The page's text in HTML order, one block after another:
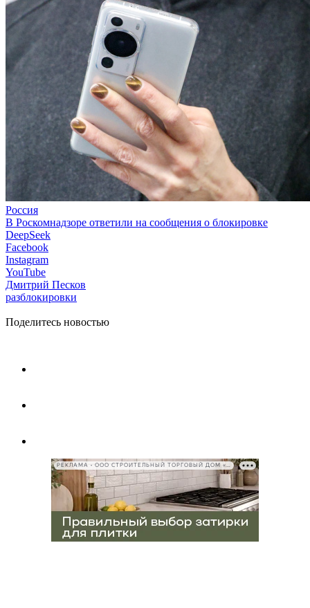
Россия
В Роскомнадзоре ответили на сообщения о блокировке
DeepSeek
Facebook
Instagram
YouTube
Дмитрий Песков
разблокировки
Поделитесь новостью
РЕКЛАМА • ООО СТРОИТЕЛЬНЫЙ ТОРГОВЫЙ ДОМ «ПЕТРОВИЧ», ИНН 7802348846